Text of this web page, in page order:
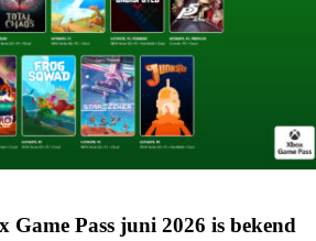
Game Pass juni 2026 is bekend